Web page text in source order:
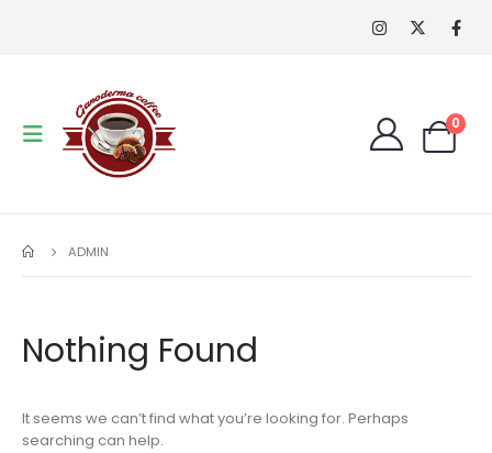
0
ADMIN
Nothing Found
It seems we can’t find what you’re looking for. Perhaps
searching can help.